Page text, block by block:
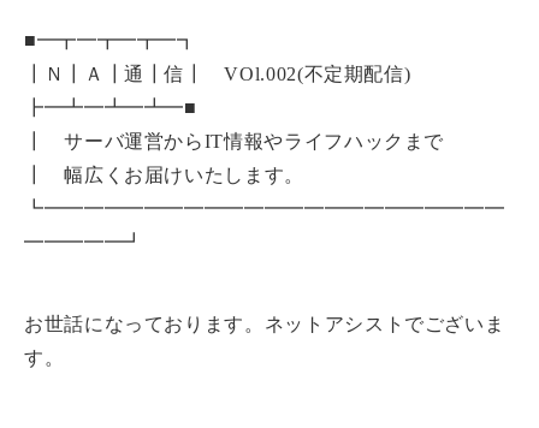
■━┳━┳━┳━┓
┃Ｎ┃Ａ┃通┃信┃ VOl.002(不定期配信)
┣━┻━┻━┻━■
┃ サーバ運営からIT情報やライフハックまで
┃ 幅広くお届けいたします。
┗━━━━━━━━━━━━━━━━━━━━━━━
━━━━━┛
お世話になっております。ネットアシストでございま
す。